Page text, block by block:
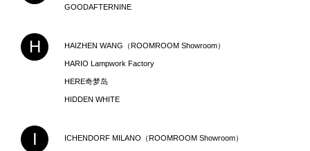
GOODAFTERNINE
H HAIZHEN WANG（ROOMROOM Showroom）
HARIO Lampwork Factory
HERE奇梦岛
HIDDEN WHITE
I ICHENDORF MILANO（ROOMROOM Showroom）